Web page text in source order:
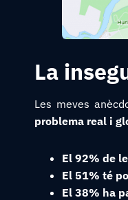
La
Les meves
problema real i
El 92% de
El 51% té
El 38% ha